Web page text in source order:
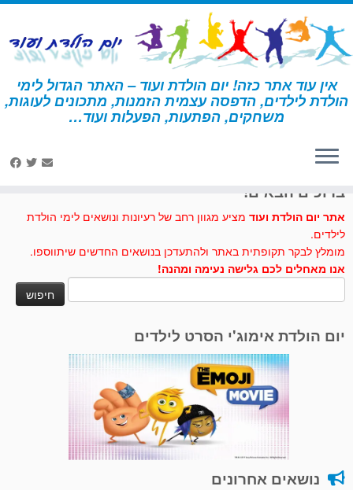
דלג
לתוכן
אין עוד אתר כזה! יום הולדת ועוד – האתר הגדול לימי
הולדת לילדים, הדפסה עצמית הזמנות, מתכונים לעוגות,
משחקים, הפתעות, הפעלות ועוד… דף הבית » הזמנות ליום הולדת » הזמנות ליום הולדת שוקולד
ברוכים הבאים!
אתר יום הולדת ועוד מציע מגוון רחב של רעיונות ונושאים לימי הולדת
לילדים.
מומלץ לבקר תקופתית באתר ולהתעדכן בנושאים החדשים שיתווספו.
אנו מאחלים לכם גלישה נעימה ומהנה!
יום הולדת אימוג'י הסרט לילדים
נושאים אחרונים